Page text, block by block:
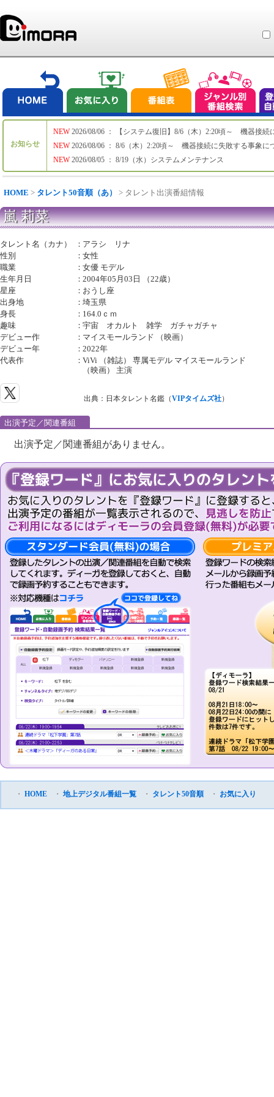
お知らせ
NEW
NEW
NEW
2026/08/06 ： 【システム復旧】8/6（木）2:20頃～ 機器接続
2026/08/06 ： 8/6（木）2:20頃～ 機器接続に失敗する事象に
2026/08/05 ： 8/19（水）システムメンテナンス
HOME > タレント50音順（あ） > タレント出演番組情報
嵐 莉菜
タレント名（カナ） ： アラシ リナ
性別
：女性
職業
：女優 モデル
生年月日
：2004年05月03日 （22歳）
星座
： おうし座
出身地
：埼玉県
身長
： 164.0ｃｍ
趣味
：宇宙 オカルト 雑学 ガチャガチャ
デビュー作
： マイスモールランド （映画）
デビュー年
：2022年
代表作
：ViVi （雑誌） 専属モデル マイスモールランド
（映画） 主演
出典：日本タレント名鑑（VIPタイムズ社）
出演予定／関連番組
出演予定／関連番組がありません。
・ HOME ・ 地上デジタル番組一覧 ・ タレント50音順 ・ お気に入り